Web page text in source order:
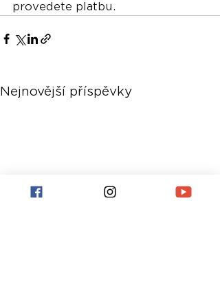
provedete platbu.
Nejnovější příspěvky